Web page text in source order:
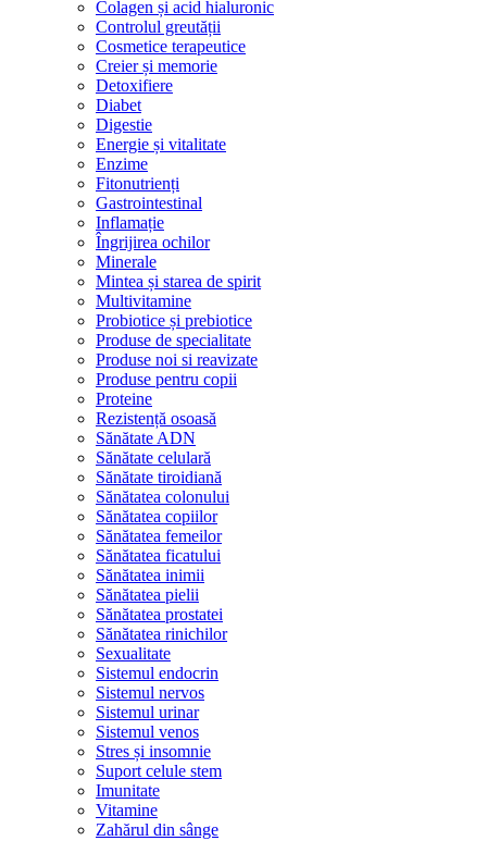
Colagen și acid hialuronic
Controlul greutății
Cosmetice terapeutice
Creier și memorie
Detoxifiere
Diabet
Digestie
Energie și vitalitate
Enzime
Fitonutrienți
Gastrointestinal
Inflamație
Îngrijirea ochilor
Minerale
Mintea și starea de spirit
Multivitamine
Probiotice și prebiotice
Produse de specialitate
Produse noi si reavizate
Produse pentru copii
Proteine
Rezistență osoasă
Sănătate ADN
Sănătate celulară
Sănătate tiroidiană
Sănătatea colonului
Sănătatea copiilor
Sănătatea femeilor
Sănătatea ficatului
Sănătatea inimii
Sănătatea pielii
Sănătatea prostatei
Sănătatea rinichilor
Sexualitate
Sistemul endocrin
Sistemul nervos
Sistemul urinar
Sistemul venos
Stres și insomnie
Suport celule stem
Imunitate
Vitamine
Zahărul din sânge